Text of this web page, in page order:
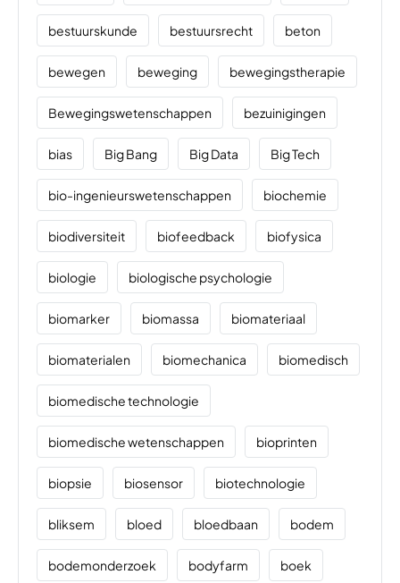
bestuurskunde bestuursrecht beton
bewegen beweging bewegingstherapie
Bewegingswetenschappen bezuinigingen
bias Big Bang Big Data Big Tech
bio-ingenieurswetenschappen biochemie
biodiversiteit biofeedback biofysica
biologie biologische psychologie
biomarker biomassa biomateriaal
biomaterialen biomechanica biomedisch
biomedische technologie
biomedische wetenschappen bioprinten
biopsie biosensor biotechnologie
bliksem bloed bloedbaan bodem
bodemonderzoek bodyfarm boek